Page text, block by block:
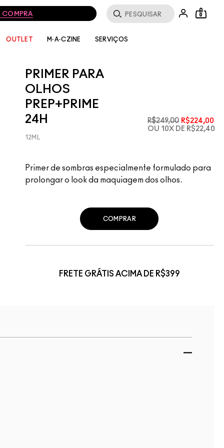
COMPRA 0
OUTLET M·A·CZINE SERVIÇOS
PRIMER PARA
OLHOS
PREP+PRIME
24H
R$249,00 R$224,00
OU 10X DE R$22,40
12ML
Primer de sombras especialmente formulado para
prolongar o look da maquiagem dos olhos.
COMPRAR
FRETE GRÁTIS ACIMA DE R$399